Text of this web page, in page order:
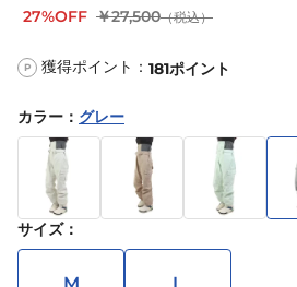
27%OFF ￥27,500（税込）
P 獲得ポイント： 181ポイント
カラー ： グレー
サイズ：
M L